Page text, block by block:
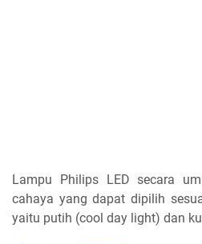
Lampu Philips LED secara
cahaya yang dapat dipilih
yaitu putih (cool day light) dan